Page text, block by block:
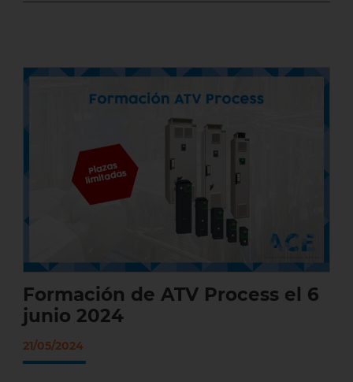
Formación de ATV Process el 6 junio
2024
Formación de ATV Process el 6
junio 2024
21/05/2024